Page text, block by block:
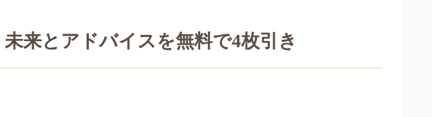
来とアドバイスを無料で4枚引き